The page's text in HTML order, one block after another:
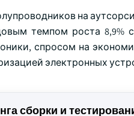
на
темпом роста 8,9%
спросом на
электронных
сборки и